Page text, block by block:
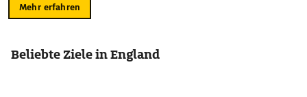
Mehr erfahren
Beliebte Ziele in England